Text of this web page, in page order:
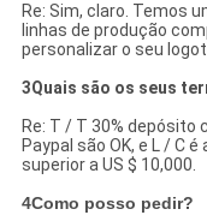
Re: Sim, claro. Temos
linhas de produção
personalizar o seu
3Quais são os seus
Re: T / T 30% depósito
Paypal são OK, e L / C
superior a US $ 10,000.
4Como posso pedir?